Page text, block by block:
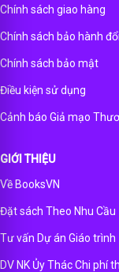
Chính sách giao hàng
Chính sách bảo hành
Chính sách bảo mật
Điều kiện sử dụng
Cảnh báo Giả mạo
GIỚI THIỆU
Về BooksVN
Đặt sách Theo Nhu Cầu
Tư vấn Dự án Giáo trình
DV NK Ủy Thác Chi phí